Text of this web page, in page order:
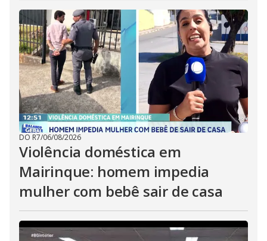
DO R7/06/08/2026
Violência doméstica em
Mairinque: homem impedia
mulher com bebê sair de casa